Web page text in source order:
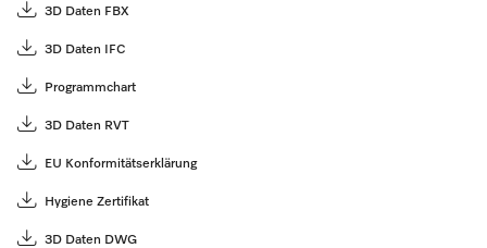
3D Daten FBX
3D Daten IFC
Programmchart
3D Daten RVT
EU Konformitätserklärung
Hygiene Zertifikat
3D Daten DWG